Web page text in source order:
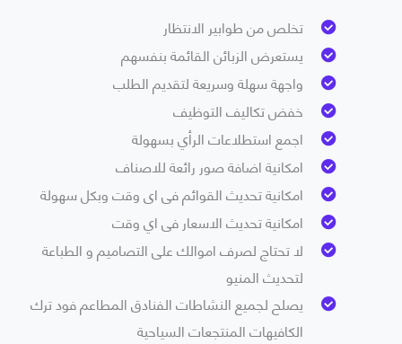
تخلص من طوابير الانتظار
يستعرض الزبائن القائمة بنفسهم
واجهة سهلة وسريعة لتقديم الطلب
خفض تكاليف التوظيف
اجمع استطلاعات الرأي بسهولة
امكانية اضافة صور رائعة للاصناف
امكانية تحديث القوائم فى اى وقت وبكل سهولة
امكانية تحديث الاسعار فى اي وقت
لا تحتاج لصرف اموالك على التصاميم و الطباعة
لتحديث المنيو
يصلح لجميع النشاطات الفنادق المطاعم فود ترك
الكافيهات المنتجعات السياحية